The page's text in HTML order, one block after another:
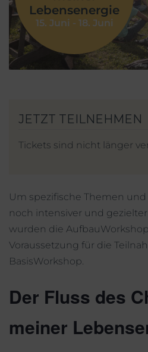
WooCommerce
Mein Account
Instagram
Lebensenergie
15. Juni - 18. Juni
Tickets sind nicht länger
Um spezifische Themen
noch intensiver und
wurden die
Voraussetzung für die
BasisWorkshop.
Der Fluss des
meiner